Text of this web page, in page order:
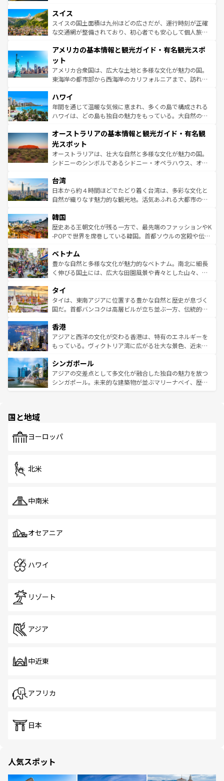
を参照してほしい。
は、お酒好きな人にはぜひ体験してほしい。 なお、新着の
ドイツ情報はコンテンツ一覧を参照してほしい。
リアごとに異なる魅力がある。また、優雅なアフタヌーン
ティー、ビール好きにはたまらない英国パブ、サッカー観
戦など、本場だからこそできる体験も豊富。イギリスを旅
ンツ一覧を参照してほしい。
スイス
スイスの国土面積は九州ほどの広さだが、運行時刻が正確
な交通網が整備されており、初心者でも安心して個人旅行
の建物がそのまま残る町や、スイスならではのユニークな
博物館もあり、アルプス観光だけでなく町歩きも満喫する
ことができる。国民の所得が高いため物価も高いが、旅行
者向けの交通パス提供のサービスもあり、うまく活用すれ
着のスイス情報は
アメリカの基本情報と観光ガイド・有名観光スポ
ット
アメリカ合衆国は、広大な土地と多様な文化が魅力の国。
東海岸の都市部から西海岸のカリフォルニアまで、訪れる
のような巨大都市は、観光、ショッピング、エンターテイ
ンメントが詰まった刺激的なスポットだ。一方、アメリカ
西部には大自然が広がり、グランドキャニオンやイエロー
部のニューオーリンズでは、音楽と美食が融合した独特の
文化が魅力。旅行者はアメリカの各地域で異なる魅力を楽
しみながら、その多様性と豊かな歴史を感じることができ
るだろう。車でのロードトリップや列車の旅も、アメリカ
情報は
ハワイ
年間を通じて温暖な気候に恵まれ、多くの島で構成される
ハワイは、どの島も独自の魅力をもっている。大自然の神
ワイ島は見逃せない。また、定番の観光地といえばオアフ
島だが、静かな自然を求めるならマウイ島やカウアイ島が
おすすめ。エメラルドグリーンに輝く海をはじめ、豊かな
文化や歴史が息づいている。「アロハスピリット」と呼ば
人々、おいしいローカルフードやハワイアンミュージッ
ク、伝統的なフラダンスなど、すべてがハワイの魅力を彩
っている。訪れるたびに新しい発見と感動が待っているハ
はコンテンツ一覧
オーストラリアの基本情報と観光ガイド・有名観
光スポット
オーストラリアは、壮大な自然と多様な文化が魅力の国。
シドニーのシンボルであるシドニー・オペラハウス、オー
リアリーフや大陸中央部にそびえるウルル（エアーズロッ
ク）、タスマニアの美しい原生林やケアンズの熱帯雨林な
ど、見どころがたくさん。また、カフェやワイン、オージ
いる。アクティビティも充実しており、サーフィンやダイ
ビング、ハイキングなど、アウトドア好きにはたまらな
い。オーストラリアの多彩な魅力を存分に味わいつくそ
参照してほしい。
台湾
日本から約４時間ほどでたどり着く台湾は、多彩な文化と
自然が織りなす魅力的な観光地。活気あふれる大都市の台
ン）、静ひつな山岳地帯である台湾東部など、都市の喧騒
と山間の静けさが共存しており、訪れる人に新しい発見と
驚きをもたらしてくれる。また、奥深い台湾の食文化も魅
容にもいいと評判のスイーツなど、バラエティ豊かな料理
が味わえる。 なお、新着の台湾情報は コンテンツ一覧を参
照してほしい。
韓国
歴史ある王朝文化が残る一方で、最先端のファッションやK
-POPで世界を席巻している韓国。首都ソウルの宮殿や伝統
き、地方に足を延ばせば四季折々の自然美を楽しむことが
できる。そして、キムチや焼肉、絶品のストリートフード
まで、さまざまな韓国料理が待っている。夜には、韓国な
リティに包まれながら、韓国の多彩な魅力を心ゆくまで味
わってみてほしい。 なお、新着の韓国情報はコンテンツ一
覧を参照してほしい。
ベトナム
豊かな自然と多様な文化が魅力的なベトナム。南北に細長
く伸びる国土には、広大な田園風景や青々とした山々、世
急速な発展と共に伝統が息づく。ハノイの古い町並みやホ
ーチミン市のフランス統治時代の建物も、独特の雰囲気を
醸し出している。また、バラエティの豊かさとおいしさで
とつ。フォーやバインミー、ベトナムコーヒーなどは、ぜ
ひ現地で味わいたい。どの地域を訪れてもあたたかい人々
が旅行者を迎えてくれるので、きっと忘れられない旅にな
参照してほしい。
タイ
タイは、東南アジアに位置する豊かな自然と歴史が息づく
国だ。首都バンコクは高層ビルが立ち並ぶ一方、伝統的な
の活気が交差している。北部ではチェンマイなどの山岳地
帯で自然と触れ合い、南部ではプーケットやクラビの美し
いビーチでリゾート気分を楽しむことができる。タイ料理
激する。気候は一年中温暖で、どの季節にも異なる楽しみ
が待っている。親しみやすいタイの人々、仏教を中心とし
た文化、そして多様な観光資源が、訪れる旅人を魅了し続
香港
アジアと西洋の文化が交わる香港は、特有のエネルギーを
もっている。ヴィクトリア湾に広がる壮大な景色、近未来
み、どこを訪れても感動するはず。観光スポットが密集し
ており、効率よく見どころを回れるのも魅力。息をのむよ
うな絶景から文化的な体験まで、香港を存分に楽しみ尽く
シンガポール
アジアの交差点として多文化が融合した独自の魅力を放つ
シンガポール。未来的な建築物が並ぶマリーナベイ、歴史
で、ホーカーズは地元の風情を楽しめる外せないスポット
国と地域
ヨーロッパ
北米
中南米
オセアニア
ハワイ
リゾート
アジア
中近東
アフリカ
日本
人気スポット